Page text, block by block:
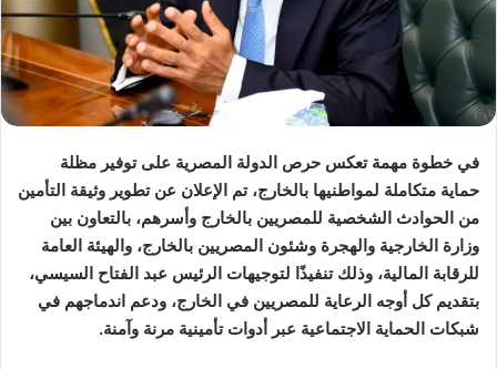
في خطوة مهمة تعكس حرص الدولة المصرية على توفير مظلة
حماية متكاملة لمواطنيها بالخارج، تم الإعلان عن تطوير وثيقة التأمين
من الحوادث الشخصية للمصريين بالخارج وأسرهم، بالتعاون بين
وزارة الخارجية والهجرة وشئون المصريين بالخارج، والهيئة العامة
للرقابة المالية، وذلك تنفيذًا لتوجيهات الرئيس عبد الفتاح السيسي،
بتقديم كل أوجه الرعاية للمصريين في الخارج، ودعم اندماجهم في
شبكات الحماية الاجتماعية عبر أدوات تأمينية مرنة وآمنة.